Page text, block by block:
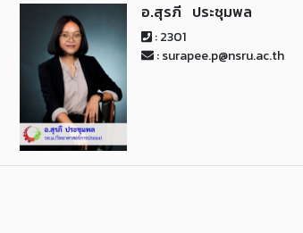
อ.สุรภี ประชุมพล
: 2301
: surapee.p@nsru.ac.th